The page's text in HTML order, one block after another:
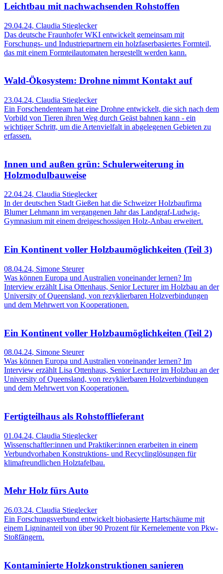
Leichtbau mit nachwachsenden Rohstoffen
29.04.24, Claudia Stieglecker
Das deutsche Fraunhofer WKI entwickelt gemeinsam mit
Forschungs- und Industriepartnern ein holzfaserbasiertes Formteil,
das mit einem Formteilautomaten hergestellt werden kann.
Wald-Ökosystem: Drohne nimmt Kontakt auf
23.04.24, Claudia Stieglecker
Ein Forschendenteam hat eine Drohne entwickelt, die sich nach dem
Vorbild von Tieren ihren Weg durch Geäst bahnen kann - ein
wichtiger Schritt, um die Artenvielfalt in abgelegenen Gebieten zu
erfassen.
Innen und außen grün: Schulerweiterung in
Holzmodulbauweise
22.04.24, Claudia Stieglecker
In der deutschen Stadt Gießen hat die Schweizer Holzbaufirma
Blumer Lehmann im vergangenen Jahr das Landgraf-Ludwig-
Gymnasium mit einem dreigeschossigen Holz-Anbau erweitert.
Ein Kontinent voller Holzbaumöglichkeiten (Teil 3)
08.04.24, Simone Steurer
Was können Europa und Australien voneinander lernen? Im
Interview erzählt Lisa Ottenhaus, Senior Lecturer im Holzbau an der
University of Queensland, von rezyklierbaren Holzverbindungen
und dem Mehrwert von Kooperationen.
Ein Kontinent voller Holzbaumöglichkeiten (Teil 2)
08.04.24, Simone Steurer
Was können Europa und Australien voneinander lernen? Im
Interview erzählt Lisa Ottenhaus, Senior Lecturer im Holzbau an der
University of Queensland, von rezyklierbaren Holzverbindungen
und dem Mehrwert von Kooperationen.
Fertigteilhaus als Rohstofflieferant
01.04.24, Claudia Stieglecker
Wissenschaftler:innen und Praktiker:innen erarbeiten in einem
Verbundvorhaben Konstruktions- und Recyclinglösungen für
klimafreundlichen Holztafelbau.
Mehr Holz fürs Auto
26.03.24, Claudia Stieglecker
Ein Forschungsverbund entwickelt biobasierte Hartschäume mit
einem Ligninanteil von über 90 Prozent für Kernelemente von Pkw-
Stoßfängern.
Kontaminierte Holzkonstruktionen sanieren